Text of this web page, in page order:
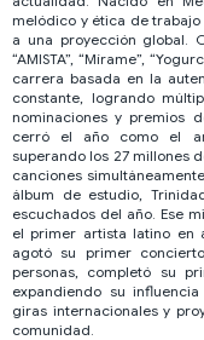
melódico y ética de
a una proyección global.
“AMISTA”, “Mírame”,
carrera basada en la
constante, logrando
nominaciones y premios
cerró el año como el
superando los 27 millones
canciones
álbum de estudio,
escuchados del año. Ese
el primer artista latino en
agotó su primer
personas, completó su
expandiendo su
giras internacionales y
comunidad.